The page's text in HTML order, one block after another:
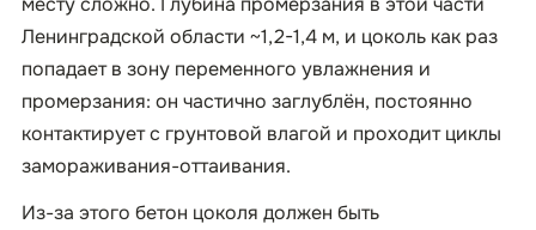
Ленинградской области ~1,2-1,4 м, и цоколь как раз
попадает в зону переменного увлажнения и
промерзания: он частично заглублён, постоянно
контактирует с грунтовой влагой и проходит циклы
замораживания-оттаивания.
Из-за этого бетон цоколя должен быть